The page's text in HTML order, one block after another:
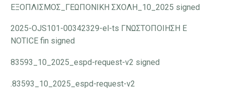
ΕΞΟΠΛΙΣΜΟΣ_ΓΕΩΠΟΝΙΚΗ ΣΧΟΛΗ_10_2025 signed
2025-OJS101-00342329-el-ts ΓΝΩΣΤΟΠΟΙΗΣΗ E
NOTICE fin signed
83593_10_2025_espd-request-v2 signed
.83593_10_2025_espd-request-v2